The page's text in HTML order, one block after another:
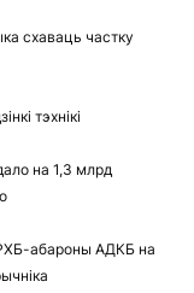
схаваць частку
тэхнікі
на 1,3 млрд
РХБ-абароны АДКБ на